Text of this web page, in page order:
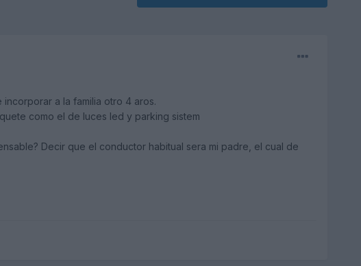
a la familia otro 4 aros.
como el de luces led y parking sistem
Decir que el conductor habitual sera mi padre, el cual de